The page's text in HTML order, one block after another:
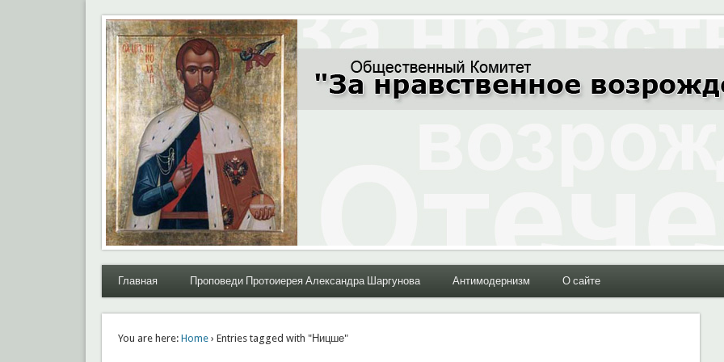
Moral.Ru
Общественный Комитет "За нравственное возрождение Отечества"
Главная Проповеди Протоиерея Александра Шаргунова Антимодернизм О сайте
You are here: Home› Entries tagged with "Ницше"